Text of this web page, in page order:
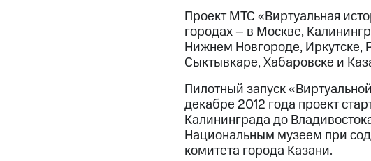
Проект МТС «Виртуальная
городах – в Москве,
Нижнем Новгороде, Иркутске,
Сыктывкаре, Хабаровске и
Пилотный запуск
декабре 2012 года проект
Калининграда до
Национальным музеем при
комитета города Казани.